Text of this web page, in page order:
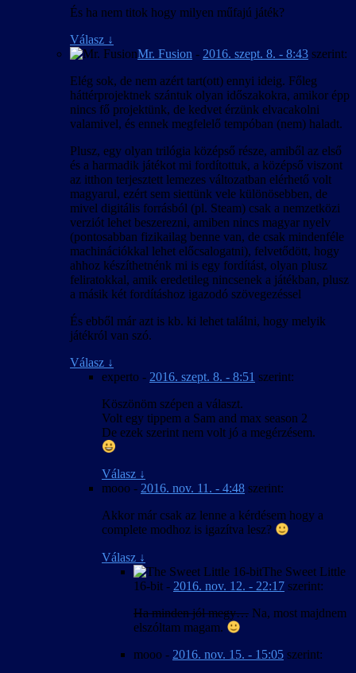
És ha nem titok hogy milyen műfajú játék?
Válasz ↓
Mr. Fusion - 2016. szept. 8. - 8:43 szerint:
Elég sok, de nem azért tart(ott) ennyi ideig. Főleg
háttérprojektnek szántuk olyan időszakokra, amikor épp
nincs fő projektünk, de kedvet érzünk elvacakolni
valamivel, és ennek megfelelő tempóban (nem) haladt.
Plusz, egy olyan trilógia középső része, amiből az első
és a harmadik játékot mi fordítottuk, a középső viszont
az itthon terjesztett lemezes változatban elérhető volt
magyarul, ezért sem siettünk vele különösebben, de
mivel digitális forrásból (pl. Steam) csak a nemzetközi
verziót lehet beszerezni, amiben nincs magyar nyelv
(pontosabban fizikailag benne van, de csak mindenféle
machinációkkal lehet előcsalogatni), felvetődött, hogy
ahhoz készíthetnénk mi is egy fordítást, olyan plusz
feliratokkal, amik eredetileg nincsenek a játékban, plusz
a másik két fordításhoz igazodó szövegezéssel
És ebből már azt is kb. ki lehet találni, hogy melyik
játékról van szó.
Válasz ↓
experto - 2016. szept. 8. - 8:51 szerint:
Köszönöm szépen a választ.
Volt egy tippem a Sam and max season 2
De ezek szerint nem volt jó a megérzésem.
Válasz ↓
mooo - 2016. nov. 11. - 4:48 szerint:
Akkor már csak az lenne a kérdésem hogy a
complete modhoz is igazítva lesz?
Válasz ↓
The Sweet Little
16-bit - 2016. nov. 12. - 22:17 szerint:
Ha minden jól megy… Na, most majdnem
elszóltam magam.
mooo - 2016. nov. 15. - 15:05 szerint: